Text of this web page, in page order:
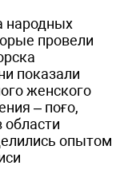
народных
провели
показали
женского
– поғо,
опытом